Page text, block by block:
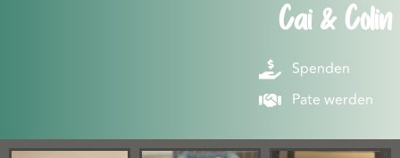
Cai & Colin
Spenden
Pate werden